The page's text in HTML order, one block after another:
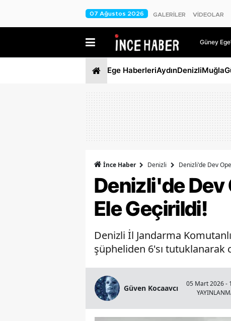
07 Ağustos 2026 GALERİLER VİDEOLAR
Güney
Ege HaberleriAydınDenizliMuğla
İnce Haber Denizli Denizli'de Dev
Denizli'de
Ele Geçirildi!
Denizli İl Jandarma
şüpheliden 6'sı tutuklanarak
Güven Kocaavcı
05 Mart 2026 -